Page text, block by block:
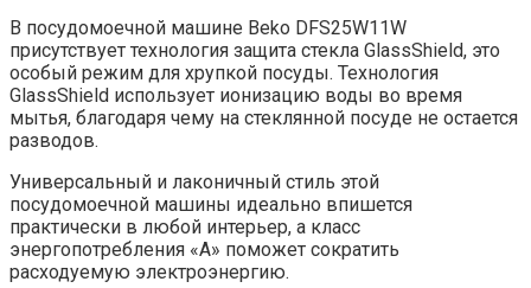
В посудомоечной машине Beko DFS25W11W
присутствует технология защита стекла GlassShield, это
особый режим для хрупкой посуды. Технология
GlassShield использует ионизацию воды во время
мытья, благодаря чему на стеклянной посуде не остается
разводов.
Универсальный и лаконичный стиль этой
посудомоечной машины идеально впишется
практически в любой интерьер, а класс
энергопотребления «А» поможет сократить
расходуемую электроэнергию.